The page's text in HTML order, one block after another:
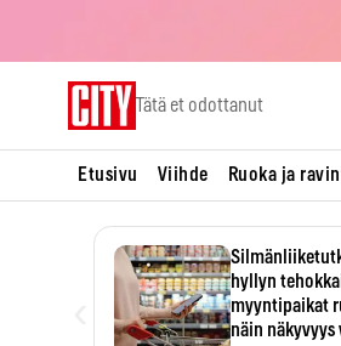
Tätä et odottanut
Etusivu Viihde Ruoka ja
hyllyn
myyntipaikat
näin